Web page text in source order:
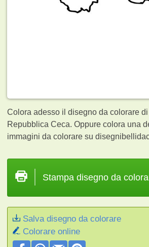
Colora adesso il disegno da colorare
Repubblica Ceca. Oppure colora una
immagini da colorare su
Stampa disegno da
Salva disegno da colorare
Colorare online